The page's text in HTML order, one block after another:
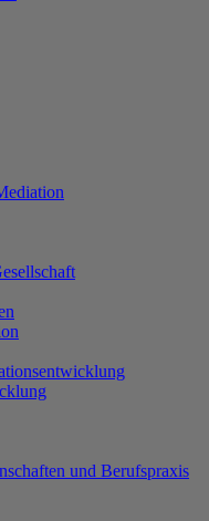
und Berufspraxis